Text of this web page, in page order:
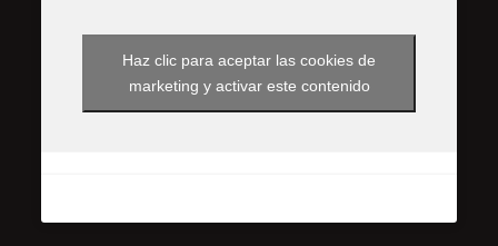
Haz clic para aceptar las cookies de
marketing y activar este contenido